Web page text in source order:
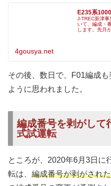
E235系
J-TREC新津
いて、編成・
します。先月
4gousya.net
その後、数日で、F01編成
ように思われました。
編成番号を剥がして
式試運転
ところが、2020年6月3日に
転は、 編成番号が剥がされ